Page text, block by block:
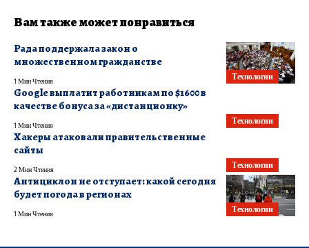
Вам также может понравиться
Технологии
Рада поддержала закон о
множественном гражданстве
1 Мин Чтения
Технологии
Google выплатит работникам по $1600 в
качестве бонуса за «дистанционку»
1 Мин Чтения
Технологии
Хакеры атаковали правительственные
сайты
2 Мин Чтения
Технологии
Антициклон не отступает: какой сегодня
будет погода в регионах
1 Мин Чтения